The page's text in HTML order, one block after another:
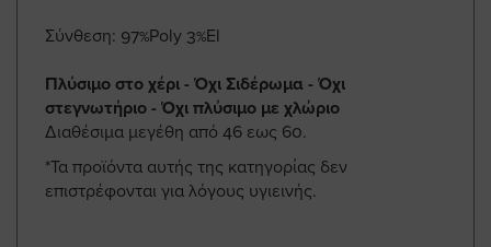
Σύνθεση: 97%Poly 3%El
Πλύσιμο στο χέρι - Όχι Σιδέρωμα - Όχι
στεγνωτήριο - Όχι πλύσιμο με χλώριο
Διαθέσιμα μεγέθη από 46 εως 60.
*Τα προϊόντα αυτής της κατηγορίας δεν
επιστρέφονται για λόγους υγιεινής.